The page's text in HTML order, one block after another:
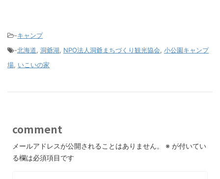
-キャンプ
-北海道, 洞爺湖, NPO法人洞爺まちづくり観光協会, 小公園キャンプ
場, いこいの家
comment
メールアドレスが公開されることはありません。 ※ が付いてい
る欄は必須項目です